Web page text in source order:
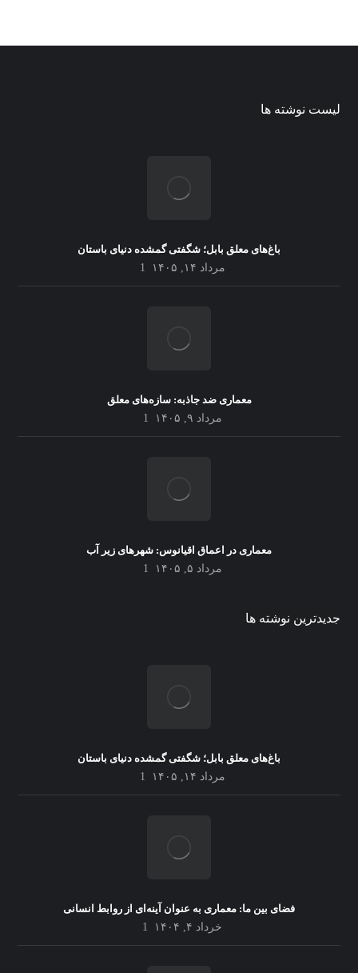
لیست نوشته ها
باغ‌های معلق بابل؛ شگفتی گمشده دنیای باستان
مرداد ۱۴, ۱۴۰۵
1
معماری ضد جاذبه: سازه‌های معلق
مرداد ۹, ۱۴۰۵
1
معماری در اعماق اقیانوس: شهرهای زیر آب
مرداد ۵, ۱۴۰۵
1
جدیدترین نوشته ها
باغ‌های معلق بابل؛ شگفتی گمشده دنیای باستان
مرداد ۱۴, ۱۴۰۵
1
فضای بین ما: معماری به عنوان آینه‌ای از روابط انسانی
خرداد ۴, ۱۴۰۴
1